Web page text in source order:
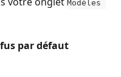
Modèles
par défaut